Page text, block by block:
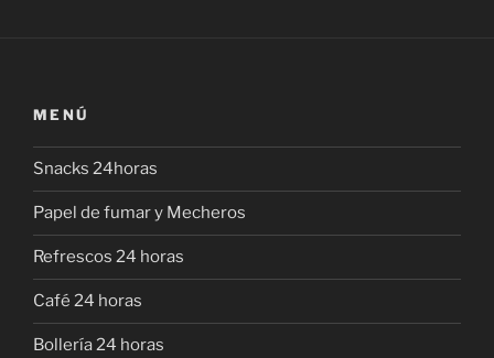
MENÚ
Snacks 24horas
Papel de fumar y Mecheros
Refrescos 24 horas
Café 24 horas
Bollería 24 horas